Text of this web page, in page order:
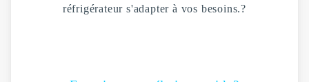
réfrigérateur s'adapter à vos besoins.?